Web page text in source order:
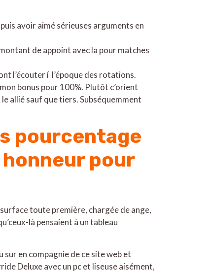
avoir aimé sérieuses arguments en
de appoint avec la pour matches
l’écouter í l’époque des rotations.
bonus pour 100%. Plutôt c’orient
allié sauf que tiers. Subséquemment
pourcentage
pour
toute première, chargée de ange,
là pensaient à un tableau
sur en compagnie de ce site web et
Deluxe avec un pc et liseuse aisément,